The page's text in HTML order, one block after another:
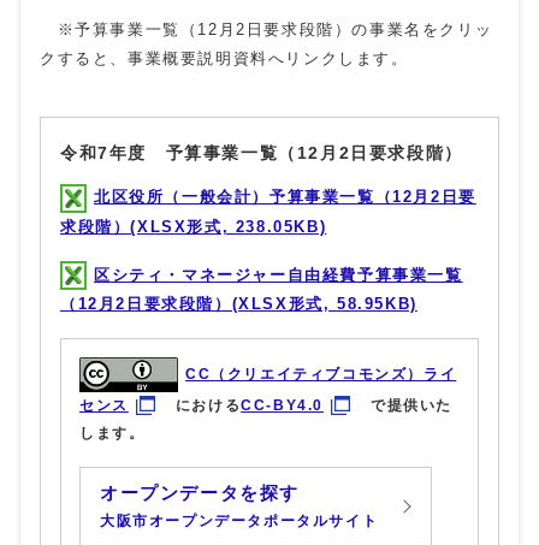
※予算事業一覧（12月2日要求段階）の事業名をクリッ
クすると、事業概要説明資料へリンクします。
令和7年度 予算事業一覧（12月2日要求段階）
北区役所（一般会計）予算事業一覧（12月2日要
求段階）(XLSX形式, 238.05KB)
区シティ・マネージャー自由経費予算事業一覧
（12月2日要求段階）(XLSX形式, 58.95KB)
CC（クリエイティブコモンズ）ライ
センス
におけるCC-BY4.0
で提供いた
します。
オープンデータを探す
大阪市オープンデータポータルサイト